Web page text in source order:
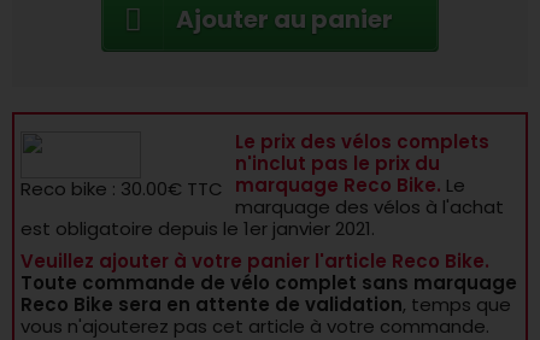
Ajouter au panier
Reco bike : 30.00€ TTC
Le prix des vélos complets
n'inclut pas le prix du
marquage Reco Bike. Le
marquage des vélos à l'achat
est obligatoire depuis le 1er janvier 2021.
Veuillez ajouter à votre panier l'article Reco Bike.
Toute commande de vélo complet sans marquage
Reco Bike sera en attente de validation, temps que
vous n'ajouterez pas cet article à votre commande.